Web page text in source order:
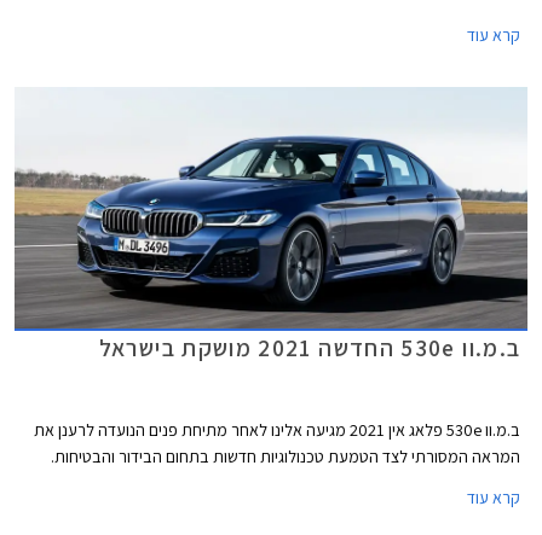
קרא עוד
ב.מ.וו 530e החדשה 2021 מושקת בישראל
ב.מ.וו 530e פלאג אין 2021 מגיעה אלינו לאחר מתיחת פנים הנועדה לרענן את
המראה המסורתי לצד הטמעת טכנולוגיות חדשות בתחום הבידור והבטיחות.
קרא עוד